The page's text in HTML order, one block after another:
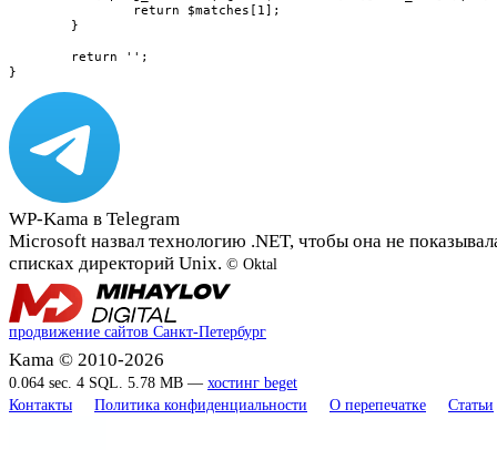
}
WP-Kama в Telegram
Microsoft назвал технологию .NET, чтобы она не
списках директорий Unix. © Oktal
продвижение сайтов Санкт-Петербург
Kama © 2010-2026
0.064 sec. 4 SQL. 5.78 MB — хостинг beget
Контакты
Политика конфиденциальности О перепечатке Статьи